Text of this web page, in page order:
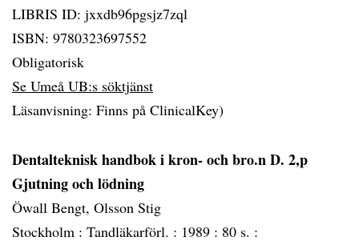
LIBRIS ID: jxxdb96pgsjz7zql
ISBN: 9780323697552
Obligatorisk
Se Umeå UB:s söktjänst
Läsanvisning: Finns på ClinicalKey)
Dentalteknisk handbok i kron- och bro.n D. 2,p
Gjutning och lödning
Öwall Bengt, Olsson Stig
Stockholm : Tandläkarförl. : 1989 : 80 s. :